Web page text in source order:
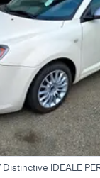
IDEALE